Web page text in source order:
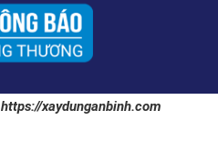
https://xaydunganbinh.com